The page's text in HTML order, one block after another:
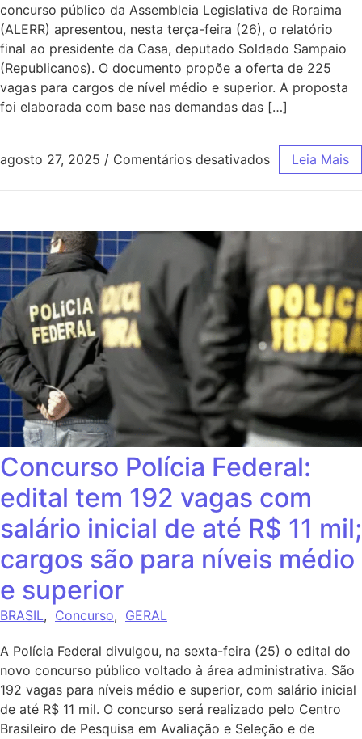
concurso público da Assembleia Legislativa de Roraima
(ALERR) apresentou, nesta terça-feira (26), o relatório
final ao presidente da Casa, deputado Soldado Sampaio
(Republicanos). O documento propõe a oferta de 225
vagas para cargos de nível médio e superior. A proposta
foi elaborada com base nas demandas das […]
agosto 27, 2025 / Comentários desativados Leia Mais
Concurso Polícia Federal:
edital tem 192 vagas com
salário inicial de até R$ 11 mil;
cargos são para níveis médio
e superior
BRASIL, Concurso, GERAL
A Polícia Federal divulgou, na sexta-feira (25) o edital do
novo concurso público voltado à área administrativa. São
192 vagas para níveis médio e superior, com salário inicial
de até R$ 11 mil. O concurso será realizado pelo Centro
Brasileiro de Pesquisa em Avaliação e Seleção e de